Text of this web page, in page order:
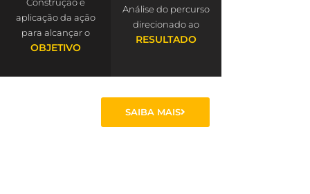
aplicação da ação
para alcançar o
OBJETIVO
Análise do percurso
direcionado ao
RESULTADO
SAIBA MAIS